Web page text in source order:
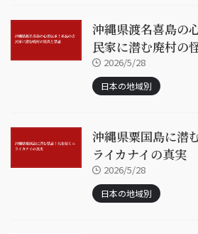
沖縄県渡名喜島の
民家に潜む廃村の
2026/5/28
日本の地域別
沖縄県粟国島に潜
ライカナイの真実
2026/5/28
日本の地域別